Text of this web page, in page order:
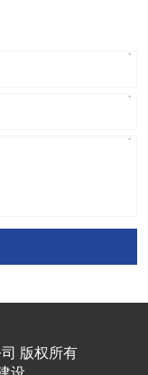
版权所有